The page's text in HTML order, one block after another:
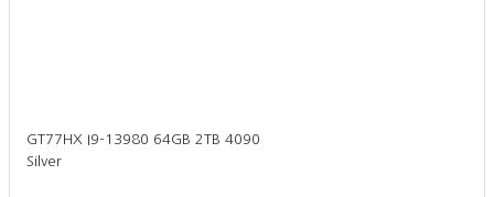
GT77HX I9-13980 64GB 2TB 4090
Silver